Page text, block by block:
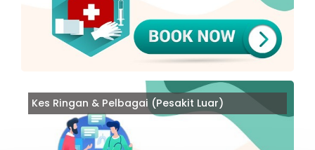
Kes Ringan & Pelbagai (Pesakit Luar)